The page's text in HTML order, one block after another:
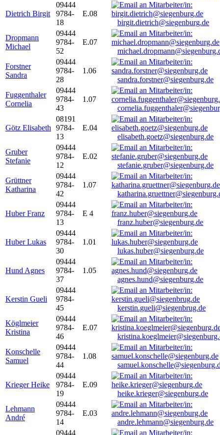
Dietrich Birgit
09444
9784-
18
E.08
birgit.dietrich@siegenburg.de
Dropmann
Michael
09444
9784-
52
E.07
Forstner
Sandra
09444
9784-
28
1.06
sandra.forstner@siegenburg.de
Fuggenthaler
Cornelia
09444
9784-
43
1.07
Götz Elisabeth
08191
9784-
13
E.04
elisabeth.goetz@siegenburg.de
Gruber
Stefanie
09444
9784-
12
E.02
stefanie.gruber@siegenburg.de
Grüttner
Katharina
09444
9784-
42
1.07
Huber Franz
09444
9784-
13
E 4
franz.huber@siegenburg.de
Huber Lukas
09444
9784-
30
1.01
lukas.huber@siegenburg.de
Hund Agnes
09444
9784-
37
1.05
agnes.hund@siegenburg.de
Kerstin Gueli
09444
9784-
45
kerstin.gueli@siegenbrug.de
Köglmeier
Kristina
09444
9784-
46
E.07
Konschelle
Samuel
09444
9784-
44
1.08
Krieger Heike
09444
9784-
19
E.09
heike.krieger@siegenburg.de
Lehmann
André
09444
9784-
14
E.03
andre.lehmann@siegenburg.de
09444